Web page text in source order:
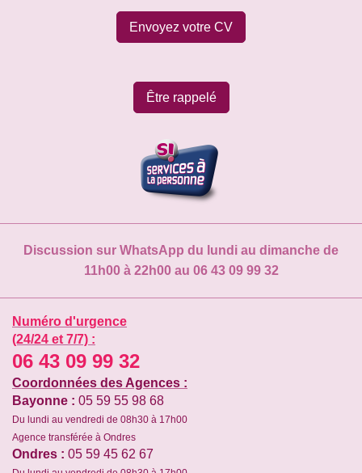
Envoyez votre CV
Être rappelé
Discussion sur WhatsApp du lundi au dimanche de
11h00 à 22h00 au 06 43 09 99 32
Numéro d'urgence
(24/24 et 7/7) :
06 43 09 99 32
Coordonnées des Agences :
Bayonne : 05 59 55 98 68
Du lundi au vendredi de 08h30 à 17h00
Agence transférée à Ondres
Ondres : 05 59 45 62 67